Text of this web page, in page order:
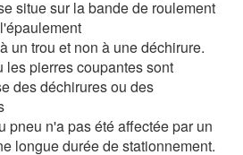
situe sur la bande de roulement
un trou et non à une déchirure.
les pierres coupantes sont
des déchirures ou des
pneu n'a pas été affectée par un
longue durée de stationnement.